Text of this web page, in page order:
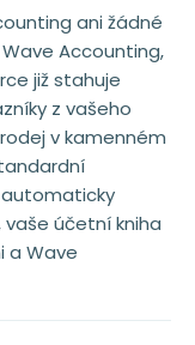
ani žádné
Accounting,
již stahuje
z vašeho
v kamenném
automaticky
účetní kniha
a Wave